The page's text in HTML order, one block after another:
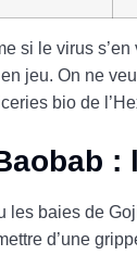
si le virus
jeu. On ne
bio de
:
les baies de
d’une